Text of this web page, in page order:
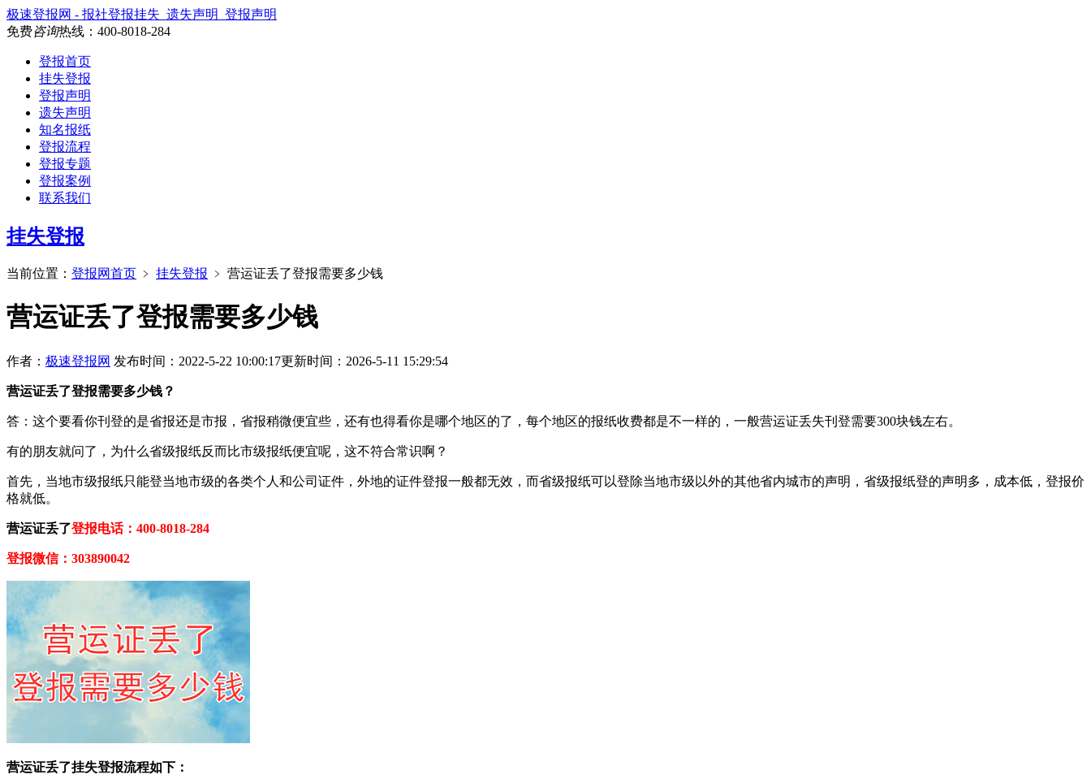
极速登报网 - 报社登报挂失_遗失声明_登报声明
免费咨询热线： 400-8018-284
登报首页
挂失登报
登报声明
遗失声明
知名报纸
登报流程
登报专题
登报案例
联系我们
挂失登报
当前位置： 登报网首页 ﹥ 挂失登报 ﹥ 营运证丢了登报需要多少钱
营运证丢了登报需要多少钱
作者： 极速登报网 发布时间：2022-5-22 10:00:17更新时间：2026-5-11 15:29:54
营运证丢了登报需要多少钱？
答：这个要看你刊登的是省报还是市报，省报稍微便宜些，还有也得看你是哪个地区的了，每个地区的报纸收费都是不一样的，一般营运证丢失刊登需要300块钱左右。
有的朋友就问了，为什么省级报纸反而比市级报纸便宜呢，这不符合常识啊？
首先，当地市级报纸只能登当地市级的各类个人和公司证件，外地的证件登报一般都无效，而省级报纸可以登除当地市级以外的其他省内城市的声明，省级报纸登的声明多，成本低，登报价
格就低。
营运证丢了登报电话：400-8018-284
登报微信：303890042
营运证丢了挂失登报流程如下：